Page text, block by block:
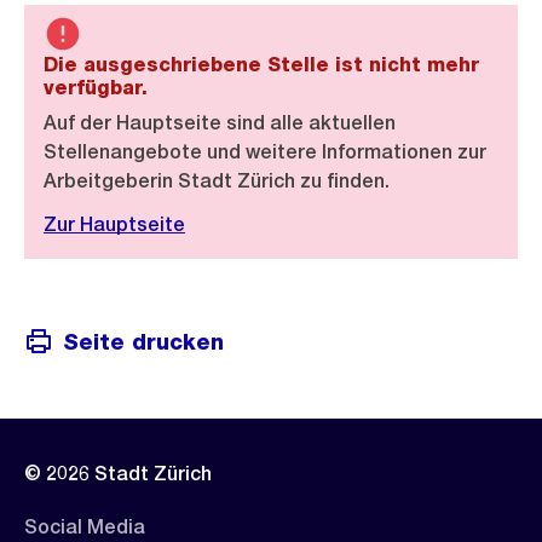
Die ausgeschriebene Stelle ist nicht mehr
verfügbar.
Auf der Hauptseite sind alle aktuellen
Stellenangebote und weitere Informationen zur
Arbeitgeberin Stadt Zürich zu finden.
Zur Hauptseite
Seite drucken
© 2026 Stadt Zürich
Social Media